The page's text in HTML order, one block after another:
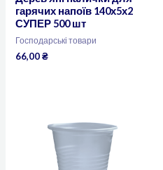
гарячих напоїв 140х5х2
СУПЕР 500 шт
Господарські товари
66,00₴